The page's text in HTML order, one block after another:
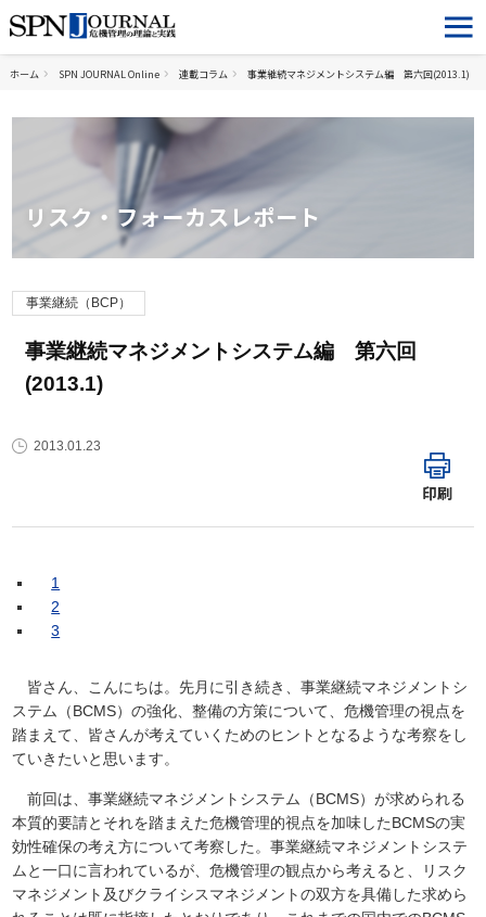
ホーム SPN JOURNAL Online 連載コラム 事業継続マネジメントシステム編 第六回(2013.1)
リスク・フォーカスレポート
事業継続（BCP）
事業継続マネジメントシステム編 第六回
(2013.1)
2013.01.23
印刷
1
2
3
皆さん、こんにちは。先月に引き続き、事業継続マネジメントシ
ステム（BCMS）の強化、整備の方策について、危機管理の視点を
踏まえて、皆さんが考えていくためのヒントとなるような考察をし
ていきたいと思います。
前回は、事業継続マネジメントシステム（BCMS）が求められる
本質的要請とそれを踏まえた危機管理的視点を加味したBCMSの実
効性確保の考え方について考察した。事業継続マネジメントシステ
ムと一口に言われているが、危機管理の観点から考えると、リスク
マネジメント及びクライシスマネジメントの双方を具備した求めら